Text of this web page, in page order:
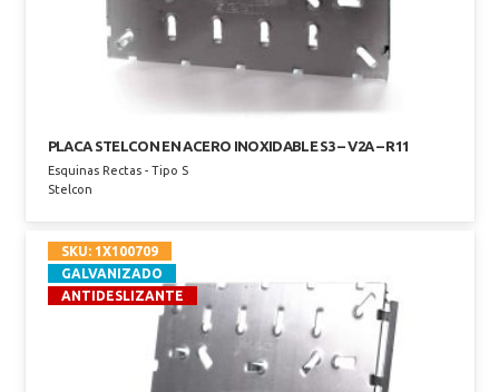
PLACA STELCON EN ACERO INOXIDABLE S3 – V2A – R11
Esquinas Rectas - Tipo S
Stelcon
SKU: 1X100709
GALVANIZADO
ANTIDESLIZANTE